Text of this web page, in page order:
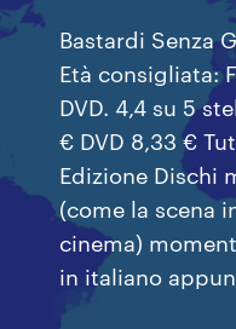
Bastardi Senza
Età consigliata:
DVD. 4,4 su 5
€ DVD 8,33 €
Edizione Dischi
(come la scena
cinema)
in italiano